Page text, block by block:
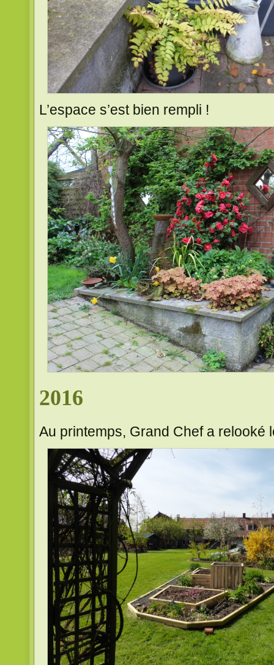
L’espace s’est bien rempli !
2016
Au printemps, Grand Chef a relooké